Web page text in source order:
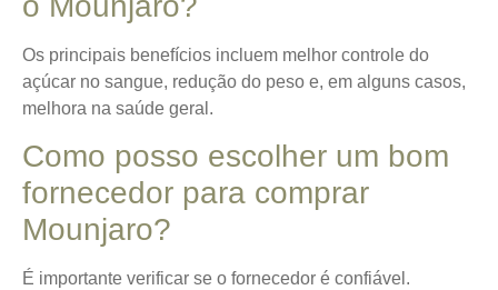
Os principais benefícios incluem melhor controle do
açúcar no sangue, redução do peso e, em alguns casos,
melhora na saúde geral.
Como posso escolher um bom
fornecedor para comprar
Mounjaro?
É importante verificar se o fornecedor é confiável.